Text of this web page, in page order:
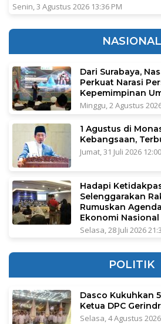
Senin, 3 Agustus 2026 13:36 PM
NASIONAL
Dari Surabaya,
Perkuat Narasi
Kepemimpinan
Minggu, 2 Agustus
1 Agustus di
Kebangsaan,
Jumat, 31 Juli 2026
Hadapi
Selenggarakan
Rumuskan
Ekonomi Nasional
Selasa, 28 Juli 2026
POLITIK
Dasco Kukuhkan
Ketua DPC
Selasa, 4 Agustus